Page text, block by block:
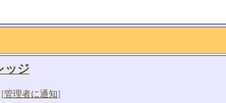
ッジ
管理者に通知]